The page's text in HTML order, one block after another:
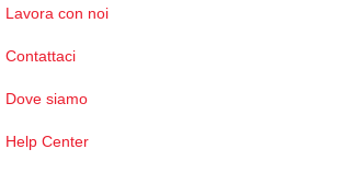
Lavora con noi
Contattaci
Dove siamo
Help Center